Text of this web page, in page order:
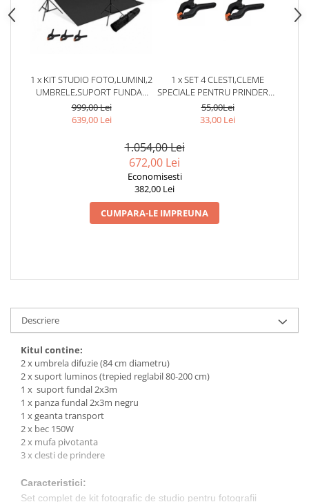
1 x KIT STUDIO FOTO,LUMINI,2
UMBRELE,SUPORT FUNDAL
REGLABIL 2X3M,2 BECURI
150W, PANZA FUNDAL NEGRU
999,00 Lei
639,00 Lei
1 x SET 4 CLESTI,CLEME
SPECIALE PENTRU PRINDEREA
PANZEI FOTO
STUDIO,SUPORT FUNDAL
55,00Lei
33,00 Lei
1.054,00 Lei
672,00 Lei
Economisesti
382,00 Lei
CUMPARA-LE IMPREUNA
Descriere
Kitul contine:
2 x umbrela difuzie (84 cm diametru)
2 x suport luminos (trepied reglabil 80-200 cm)
1 x suport fundal 2x3m
1 x panza fundal 2x3m negru
1 x geanta transport
2 x bec 150W
2 x mufa pivotanta
3 x clesti de prindere
Caracteristici:
Set complet de kit fotografic de studio pentru fotografii